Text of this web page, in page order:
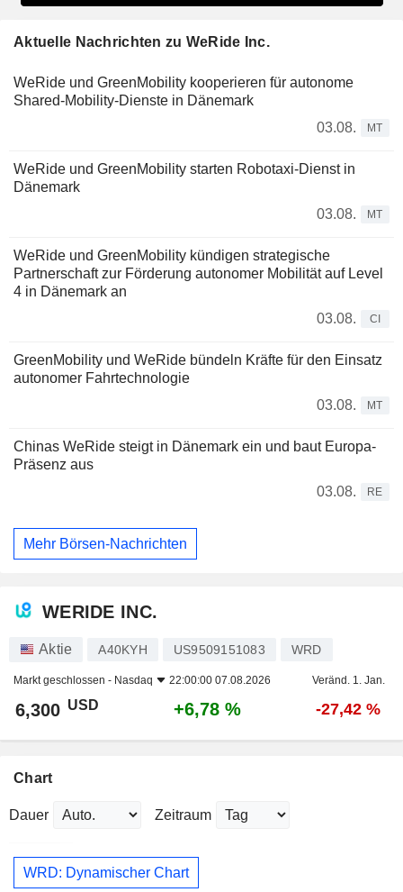
Aktuelle Nachrichten zu WeRide Inc.
WeRide und GreenMobility kooperieren für autonome
Shared-Mobility-Dienste in Dänemark
03.08.
MT
WeRide und GreenMobility starten Robotaxi-Dienst in
Dänemark
03.08.
MT
WeRide und GreenMobility kündigen strategische
Partnerschaft zur Förderung autonomer Mobilität auf Level
4 in Dänemark an
03.08.
CI
GreenMobility und WeRide bündeln Kräfte für den Einsatz
autonomer Fahrtechnologie
03.08.
MT
Chinas WeRide steigt in Dänemark ein und baut Europa-
Präsenz aus
03.08.
RE
Mehr Börsen-Nachrichten
WERIDE INC.
Aktie A40KYH US9509151083 WRD
Markt geschlossen - Nasdaq 22:00:00 07.08.2026 Veränd. 1. Jan.
6,300 USD +6,78 % -27,42 %
Chart
Dauer Zeitraum
WRD: Dynamischer Chart